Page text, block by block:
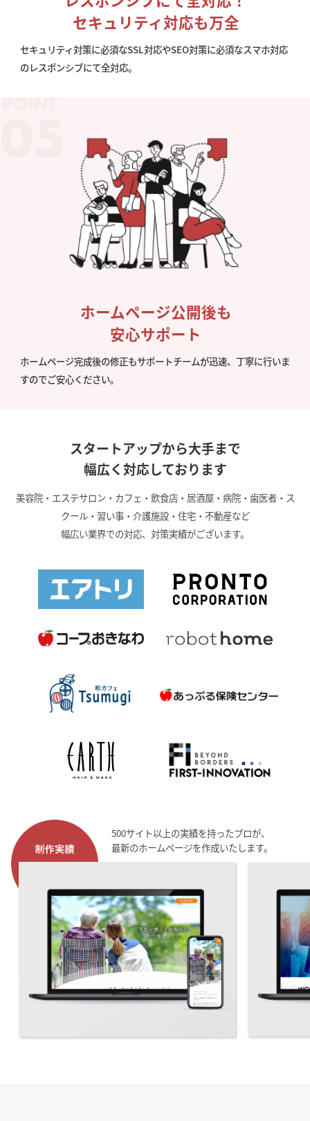
セキュリティ対応も万全
セキュリティ対策に必須なSSL対応やSEO対策に必須なスマホ対応
のレスポンシブにて全対応。
ホームページ公開後も
安心サポート
ホームページ完成後の修正もサポートチームが迅速、丁寧に行いま
すのでご安心ください。
スタートアップから大手まで
幅広く対応しております
美容院・エステサロン・カフェ・飲食店・居酒屋・病院・歯医者・ス
クール・習い事・介護施設・住宅・不動産など
幅広い業界での対応、対策実績がございます。
500サイト以上の実績を持ったプロが、
最新のホームページを作成いたします。